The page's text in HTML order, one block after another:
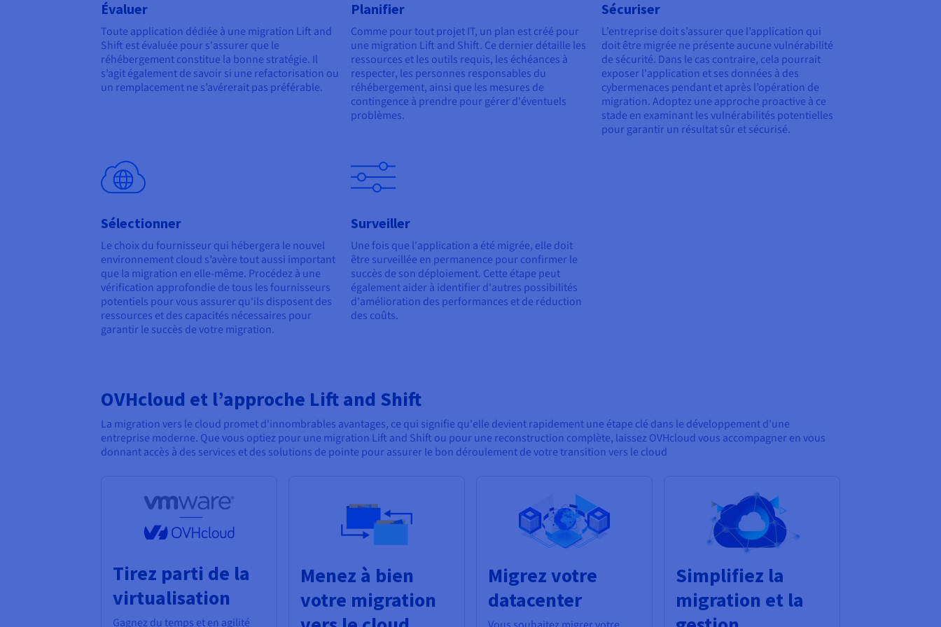
Évaluer
Toute application dédiée à une migration Lift and
Shift est évaluée pour s'assurer que le
réhébergement constitue la bonne stratégie. Il
s’agit également de savoir si une refactorisation ou
un remplacement ne s’avérerait pas préférable.
Planifier
Comme pour tout projet IT, un plan est créé pour
une migration Lift and Shift. Ce dernier détaille les
ressources et les outils requis, les échéances à
respecter, les personnes responsables du
réhébergement, ainsi que les mesures de
contingence à prendre pour gérer d'éventuels
problèmes.
Sécuriser
L’entreprise doit s’assurer que l’application qui
doit être migrée ne présente aucune vulnérabilité
de sécurité. Dans le cas contraire, cela pourrait
exposer l'application et ses données à des
cybermenaces pendant et après l’opération de
migration. Adoptez une approche proactive à ce
stade en examinant les vulnérabilités potentielles
pour garantir un résultat sûr et sécurisé.
Sélectionner
Le choix du fournisseur qui hébergera le nouvel
environnement cloud s’avère tout aussi important
que la migration en elle-même. Procédez à une
vérification approfondie de tous les fournisseurs
potentiels pour vous assurer qu'ils disposent des
ressources et des capacités nécessaires pour
garantir le succès de votre migration.
Surveiller
Une fois que l'application a été migrée, elle doit
être surveillée en permanence pour confirmer le
succès de son déploiement. Cette étape peut
également aider à identifier d'autres possibilités
d'amélioration des performances et de réduction
des coûts.
OVHcloud et l’approche Lift and Shift
La migration vers le cloud promet d'innombrables avantages, ce qui signifie qu'elle devient rapidement une étape clé dans le développement d'une
entreprise moderne. Que vous optiez pour une migration Lift and Shift ou pour une reconstruction complète, laissez OVHcloud vous accompagner en vous
donnant accès à des services et des solutions de pointe pour assurer le bon déroulement de votre transition vers le cloud
Tirez parti de la
virtualisation
Gagnez du temps et en agilité
Menez à bien
votre migration
Migrez votre
datacenter
Simplifiez la
migration et la